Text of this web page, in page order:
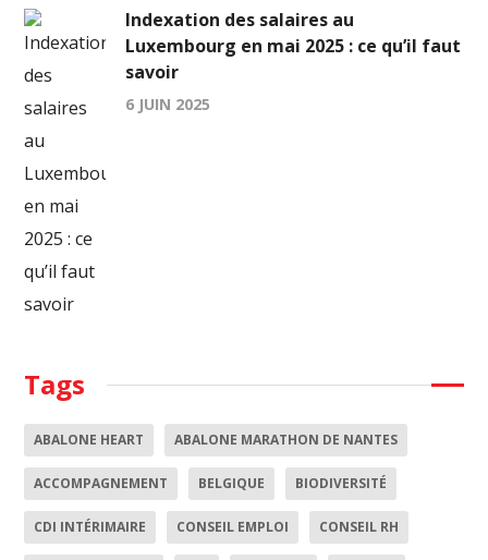
Indexation des salaires au
Luxembourg en mai 2025 : ce qu’il faut
savoir
6 JUIN 2025
Tags
ABALONE HEART ABALONE MARATHON DE NANTES
ACCOMPAGNEMENT BELGIQUE BIODIVERSITÉ
CDI INTÉRIMAIRE CONSEIL EMPLOI CONSEIL RH